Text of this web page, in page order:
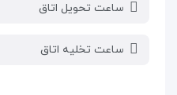
ساعت تحویل اتاق
ساعت تخلیه اتاق